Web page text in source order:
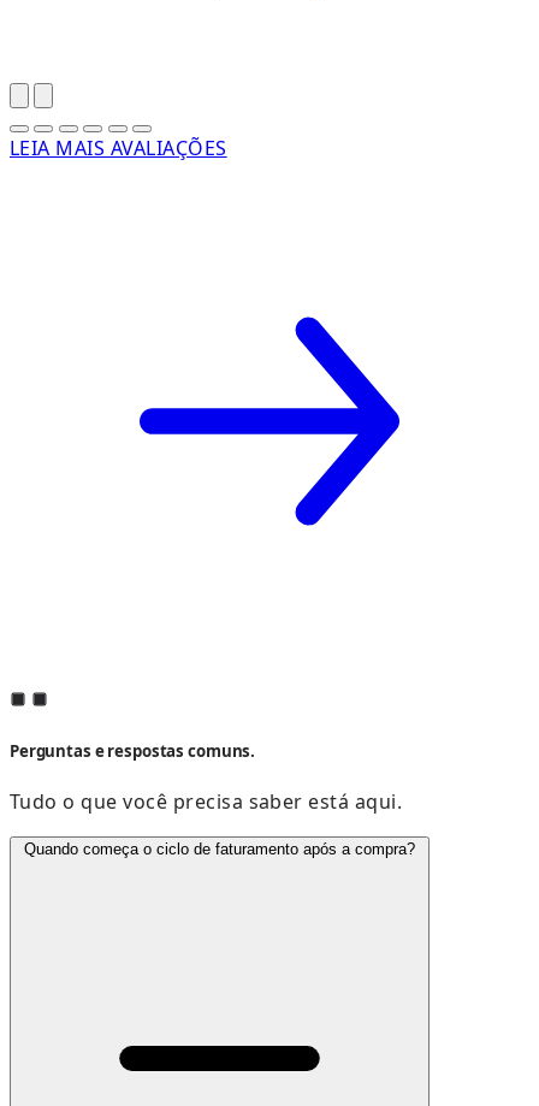
LEIA MAIS AVALIAÇÕES
Perguntas e respostas comuns.
Tudo o que você precisa saber está aqui.
Quando começa o ciclo de faturamento após a compra?